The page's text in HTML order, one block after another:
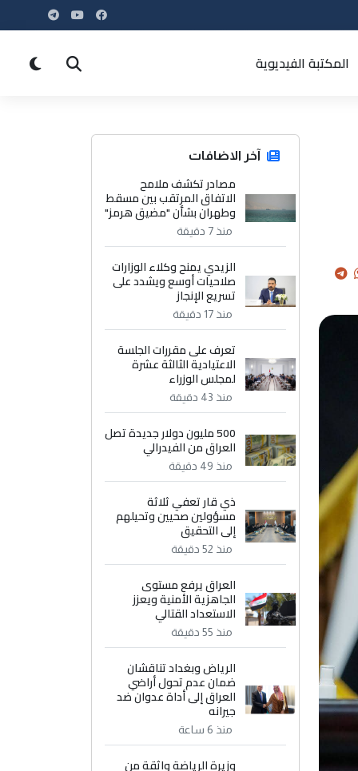
المكتبة الفيديوية
آخر الاضافات
مصادر تكشف ملامح
الاتفاق المرتقب بين مسقط
وطهران بشأن "مضيق هرمز"
منذ 7 دقيقة
الزيدي يمنح وكلاء الوزارات
صلاحيات أوسع ويشدد على
تسريع الإنجاز
منذ 17 دقيقة
تعرف على مقررات الجلسة
الاعتيادية الثالثة عشرة
لمجلس الوزراء
منذ 43 دقيقة
500 مليون دولار جديدة تصل
العراق من الفيدرالي
منذ 49 دقيقة
ذي قار تعفي ثلاثة
مسؤولين صحيين وتحيلهم
إلى التحقيق
منذ 52 دقيقة
العراق يرفع مستوى
الجاهزية الأمنية ويعزز
الاستعداد القتالي
منذ 55 دقيقة
الرياض وبغداد تناقشان
ضمان عدم تحول أراضي
العراق إلى أداة عدوان ضد
جيرانه
منذ 6 ساعة
وزيرة الرياضة واثقة من